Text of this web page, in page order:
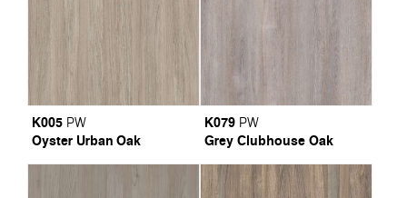
K005 PW
Oyster Urban Oak
K079 PW
Grey Clubhouse Oak